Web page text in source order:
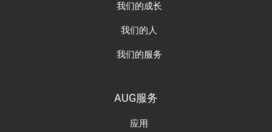
我们的成长
我们的人
我们的服务
AUG服务
应用